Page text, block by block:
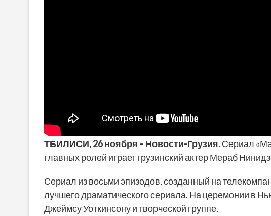
ТБИЛИСИ,26 ноября – Новости-Грузия.Сериал
главных ролей играет грузинский актер Мераб
Сериал из восьми эпизодов, созданный на
лучшего драматического сериала. На церемонии в
Джеймсу Уоткинсону и творческой группе.